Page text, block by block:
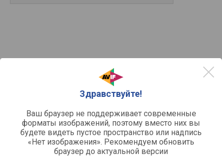
Здравствуйте!
Ваш браузер не поддерживает современные
форматы изображений, поэтому вместо них вы
будете видеть пустое пространство или надпись
«Нет изображения». Рекомендуем обновить
браузер до актуальной версии
Июль '26
110